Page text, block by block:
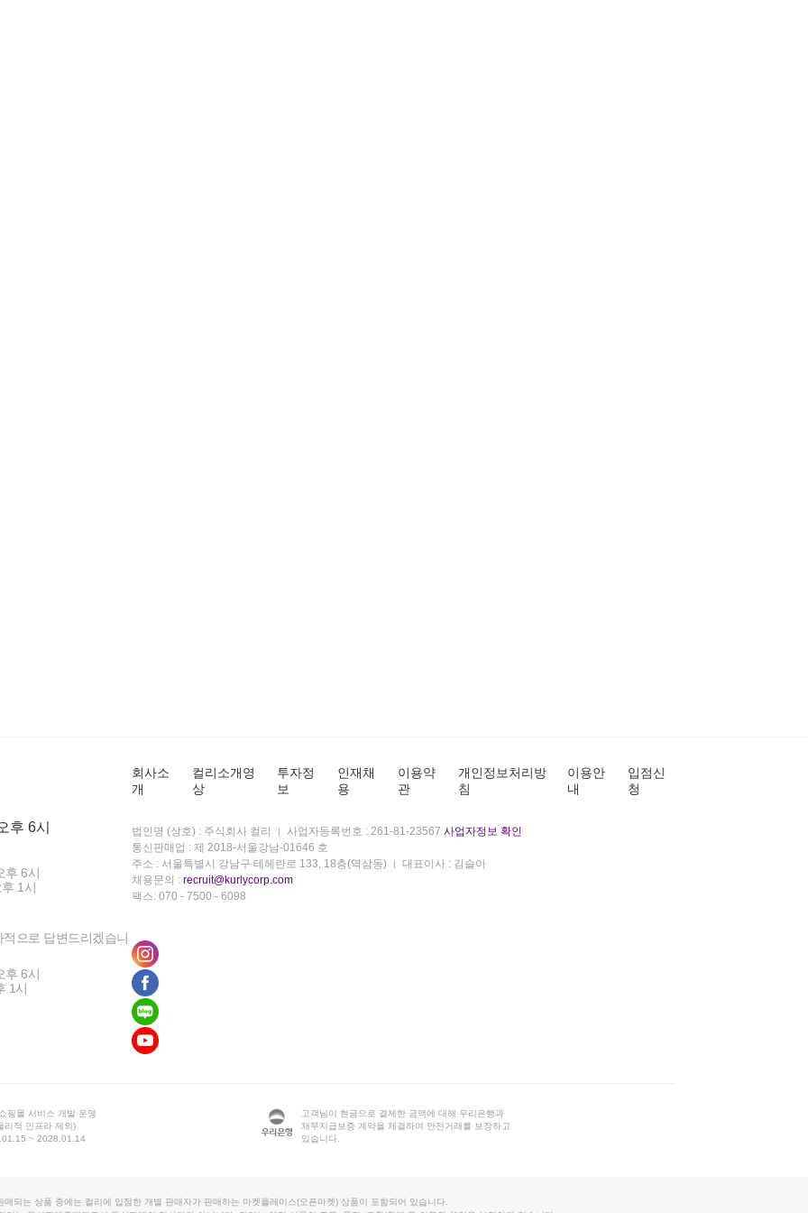
후 6시
후 6시
1시
으로 답변드리겠습니
후 6시
1시
회사소
개
컬리소개영
상
투자정
보
인재채
용
이용약
관
개인정보처리방
침
이용안
내
입점신
청
법인명 (상호) : 주식회사 컬리 사업자등록번호 : 261-81-23567 사업자정보 확인
통신판매업 : 제 2018-서울강남-01646 호
주소 : 서울특별시 강남구 테헤란로 133, 18층(역삼동)
대표이사 : 김슬아
채용문의 : recruit@kurlycorp.com
팩스: 070 - 7500 - 6098
핑몰 서비스 개발·운영
리적 인프라 제외)
~ 2028.01.14
고객님이 현금으로 결제한 금액에 대해 우리은행과
채무지급보증 계약을 체결하여 안전거래를 보장하고
있습니다.
매되는 상품 중에는 컬리에 입점한 개별 판매자가 판매하는 마켓플레이스(오픈마켓) 상품이 포함되어 있습니다.